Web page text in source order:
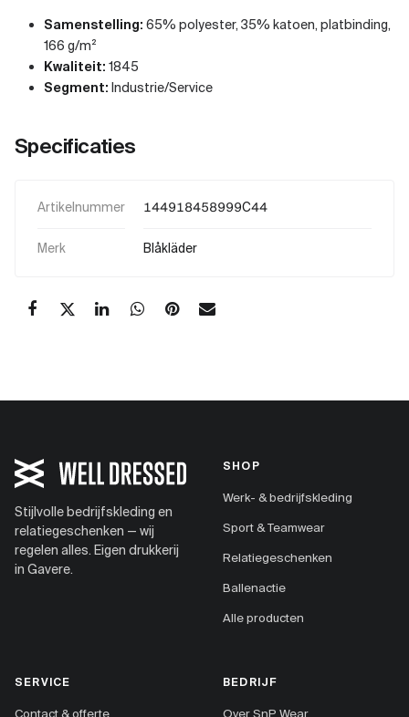
Samenstelling: 65% polyester, 35% katoen, platbinding,
166 g/m²
Kwaliteit: 1845
Segment: Industrie/Service
Specificaties
Artikelnummer 144918458999C44
Merk Blåkläder
Stijlvolle bedrijfskleding en
relatiegeschenken — wij
regelen alles. Eigen drukkerij
in Gavere.
SHOP
Werk- & bedrijfskleding
Sport & Teamwear
Relatiegeschenken
Ballenactie
Alle producten
SERVICE
Contact & offerte
BEDRIJF
Over SnP Wear